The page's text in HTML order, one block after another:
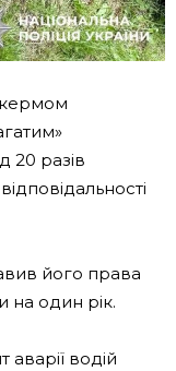
кермом
20 разів
його права
на один рік.
водій